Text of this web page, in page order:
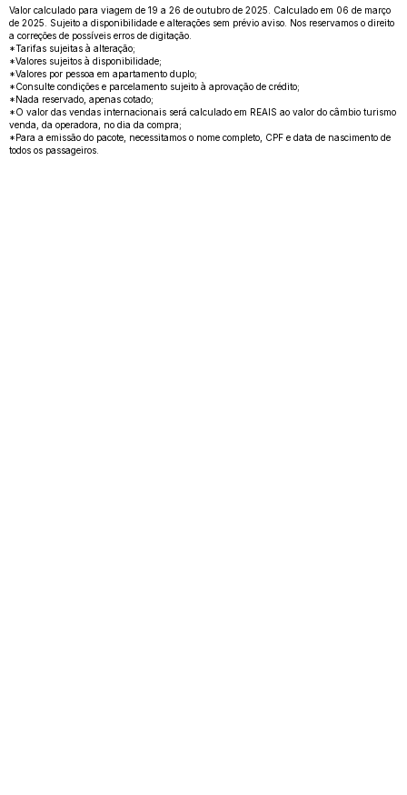
Valor calculado para viagem de 19 a 26 de outubro de 2025. Calculado em 06 de março
de 2025. Sujeito a disponibilidade e alterações sem prévio aviso. Nos reservamos o direito
a correções de possíveis erros de digitação.
*Tarifas sujeitas à alteração;
*Valores sujeitos à disponibilidade;
*Valores por pessoa em apartamento duplo;
*Consulte condições e parcelamento sujeito à aprovação de crédito;
*Nada reservado, apenas cotado;
*O valor das vendas internacionais será calculado em REAIS ao valor do câmbio turismo
venda, da operadora, no dia da compra;
*Para a emissão do pacote, necessitamos o nome completo, CPF e data de nascimento de
todos os passageiros.